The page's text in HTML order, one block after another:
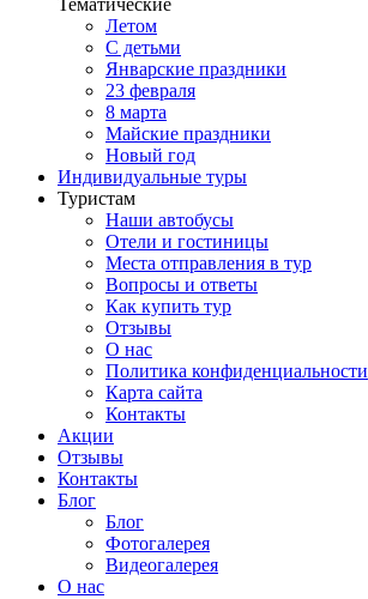
Тематические
Летом
С детьми
Январские праздники
23 февраля
8 марта
Майские праздники
Новый год
Индивидуальные туры
Туристам
Наши автобусы
Отели и гостиницы
Места отправления в тур
Вопросы и ответы
Как купить тур
Отзывы
О нас
Политика конфиденциальности
Карта сайта
Контакты
Акции
Отзывы
Контакты
Блог
Блог
Фотогалерея
Видеогалерея
О нас